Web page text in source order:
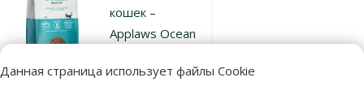
Данная страница использует файлы Cookie
кошек –
Applaws Ocean
Salmon, 1,8 кг